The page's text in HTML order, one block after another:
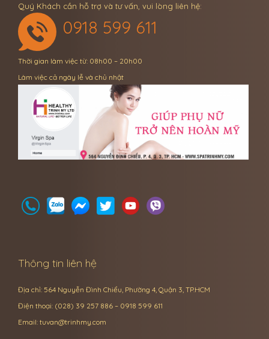
Quý Khách cần hỗ trợ và tư vấn, vui lòng liên hệ:
0918 599 611
Thời gian làm việc từ: 08h00 – 20h00
Làm việc cả ngày lễ và chủ nhật
Thông tin liên hệ
Địa chỉ: 564 Nguyễn Đình Chiểu, Phường 4, Quận 3, TP.HCM
Điện thoại: (028) 39 257 886 – 0918 599 611
Email: tuvan@trinhmy.com